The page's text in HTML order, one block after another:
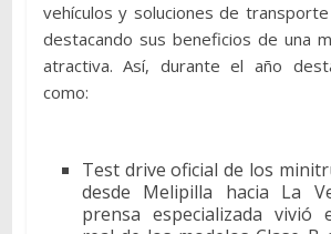
vehículos y soluciones de
destacando sus beneficios de una
atractiva. Así, durante el año
como:
Test drive oficial de los
desde Melipilla hacia La
prensa especializada vivió